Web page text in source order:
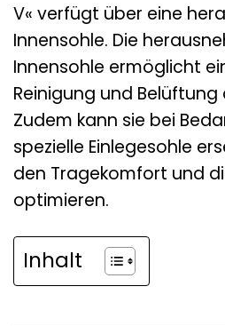
V« verfügt über eine
Innensohle. Die
Innensohle ermöglicht
Reinigung und Belüftung
Zudem kann sie bei
spezielle Einlegesohle
den Tragekomfort und
optimieren.
Inhalt